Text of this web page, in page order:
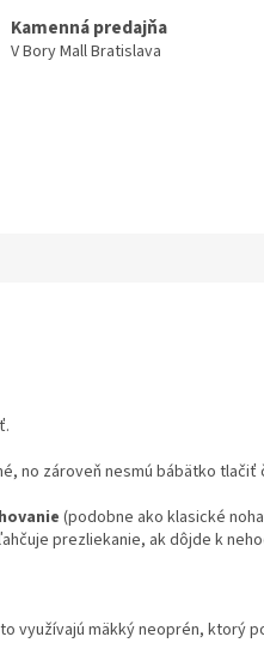
Kamenná predajňa
V Bory Mall Bratislava
no zároveň nesmú bábätko tlačiť
(podobne ako klasické
prezliekanie, ak dôjde k
využívajú mäkký neoprén, ktorý